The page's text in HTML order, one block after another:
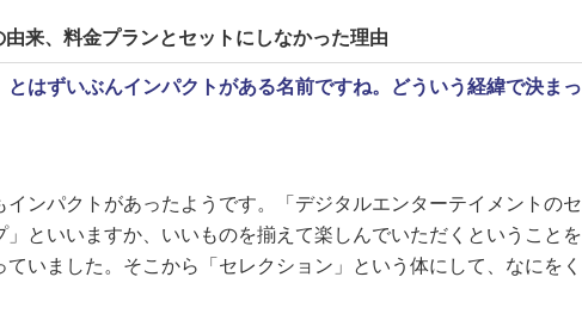
由来、料金プランとセットにしなかった理由
とはずいぶんインパクトがある名前ですね。どういう経緯で決まっ
ンパクトがあったようです。「デジタルエンターテイメントのセ
」といいますか、いいものを揃えて楽しんでいただくということを
ていました。そこから「セレクション」という体にして、なにをく